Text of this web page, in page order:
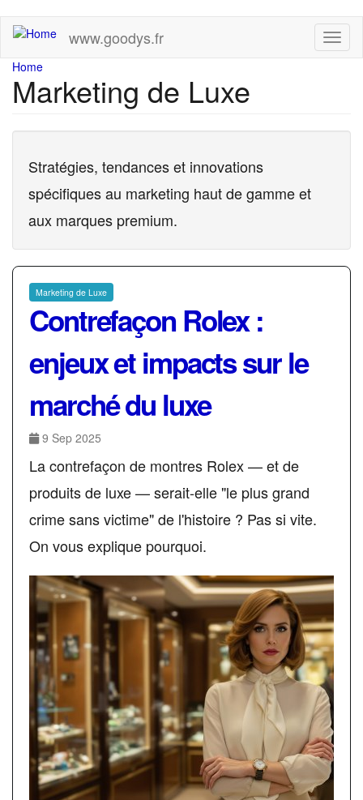
Skip
main
content
www.goodys.fr
You
are
here
Home
Marketing de Luxe
Stratégies, tendances et innovations
spécifiques au marketing haut de gamme et
aux marques premium.
Marketing de Luxe
Contrefaçon Rolex :
enjeux et impacts sur le
marché du luxe
9 Sep 2025
La contrefaçon de montres Rolex — et de
produits de luxe — serait-elle "le plus grand
crime sans victime" de l'histoire ? Pas si vite.
On vous explique pourquoi.